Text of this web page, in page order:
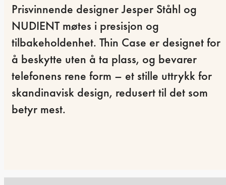
Prisvinnende designer Jesper Ståhl og
NUDIENT møtes i presisjon og
tilbakeholdenhet. Thin Case er designet for
å beskytte uten å ta plass, og bevarer
telefonens rene form – et stille uttrykk for
skandinavisk design, redusert til det som
betyr mest.